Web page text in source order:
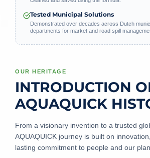
Tested Municipal Solutions
Demonstrated over decades across Dutch
departments for market and road spill
OUR HERITAGE
INTRODUCTION
AQUAQUICK
From a visionary invention to a trusted
AQUAQUICK journey is built on
lasting commitment to people and our